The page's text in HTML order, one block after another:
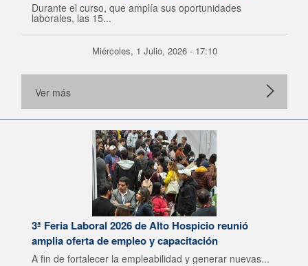
Durante el curso, que amplía sus oportunidades
laborales, las 15...
Miércoles, 1 Julio, 2026 - 17:10
Ver más
3ª Feria Laboral 2026 de Alto Hospicio reunió
amplia oferta de empleo y capacitación
A fin de fortalecer la empleabilidad y generar nuevas...